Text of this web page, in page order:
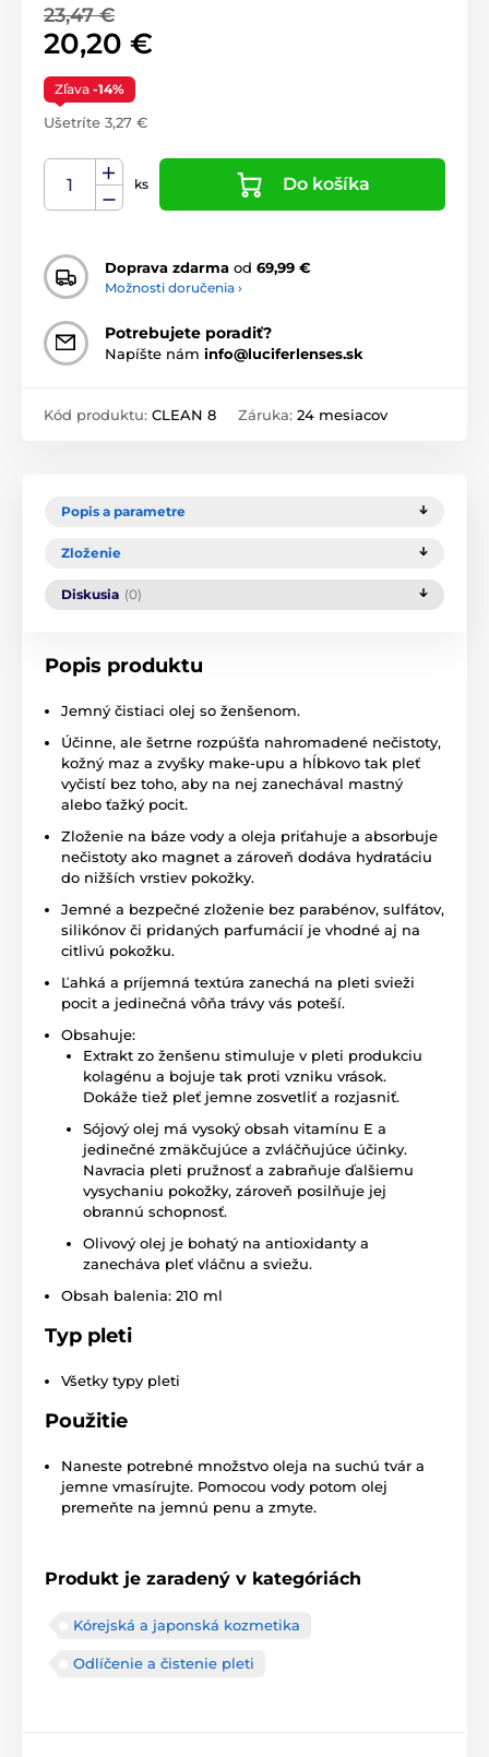
23,47 €
20,20 €
Zľava -14%
Ušetríte 3,27 €
ks Do košíka
Doprava zdarma od 69,99 €
Možnosti doručenia ›
Potrebujete poradiť?
Napíšte nám info@luciferlenses.sk
Kód produktu: CLEAN 8 Záruka: 24 mesiacov
Popis a parametre
Zloženie
Diskusia (0)
Popis produktu
Jemný čistiaci olej so ženšenom.
Účinne, ale šetrne rozpúšťa nahromadené nečistoty,
kožný maz a zvyšky make-upu a hĺbkovo tak pleť
vyčistí bez toho, aby na nej zanechával mastný
alebo ťažký pocit.
Zloženie na báze vody a oleja priťahuje a absorbuje
nečistoty ako magnet a zároveň dodáva hydratáciu
do nižších vrstiev pokožky.
Jemné a bezpečné zloženie bez parabénov, sulfátov,
silikónov či pridaných parfumácií je vhodné aj na
citlivú pokožku.
Ľahká a príjemná textúra zanechá na pleti svieži
pocit a jedinečná vôňa trávy vás poteší.
Obsahuje:
Extrakt zo ženšenu stimuluje v pleti produkciu
kolagénu a bojuje tak proti vzniku vrások.
Dokáže tiež pleť jemne zosvetliť a rozjasniť.
Sójový olej má vysoký obsah vitamínu E a
jedinečné zmäkčujúce a zvláčňujúce účinky.
Navracia pleti pružnosť a zabraňuje ďalšiemu
vysychaniu pokožky, zároveň posilňuje jej
obrannú schopnosť.
Olivový olej je bohatý na antioxidanty a
zanecháva pleť vláčnu a sviežu.
Obsah balenia: 210 ml
Typ pleti
Všetky typy pleti
Použitie
Naneste potrebné množstvo oleja na suchú tvár a
jemne vmasírujte. Pomocou vody potom olej
premeňte na jemnú penu a zmyte.
Produkt je zaradený v kategóriách
Kórejská a japonská kozmetika
Odlíčenie a čistenie pleti